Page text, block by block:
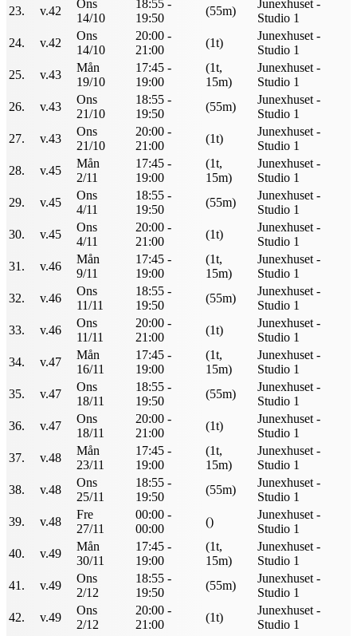
23.
v.42
Ons
14/10
18:55 -
19:50
(55m)
Junexhuset -
Studio 1
24.
v.42
Ons
14/10
20:00 -
21:00
(1t)
Junexhuset -
Studio 1
25.
v.43
Mån
19/10
17:45 -
19:00
(1t,
15m)
Junexhuset -
Studio 1
26.
v.43
Ons
21/10
18:55 -
19:50
(55m)
Junexhuset -
Studio 1
27.
v.43
Ons
21/10
20:00 -
21:00
(1t)
Junexhuset -
Studio 1
28.
v.45
Mån
2/11
17:45 -
19:00
(1t,
15m)
Junexhuset -
Studio 1
29.
v.45
Ons
4/11
18:55 -
19:50
(55m)
Junexhuset -
Studio 1
30.
v.45
Ons
4/11
20:00 -
21:00
(1t)
Junexhuset -
Studio 1
31.
v.46
Mån
9/11
17:45 -
19:00
(1t,
15m)
Junexhuset -
Studio 1
32.
v.46
Ons
11/11
18:55 -
19:50
(55m)
Junexhuset -
Studio 1
33.
v.46
Ons
11/11
20:00 -
21:00
(1t)
Junexhuset -
Studio 1
34.
v.47
Mån
16/11
17:45 -
19:00
(1t,
15m)
Junexhuset -
Studio 1
35.
v.47
Ons
18/11
18:55 -
19:50
(55m)
Junexhuset -
Studio 1
36.
v.47
Ons
18/11
20:00 -
21:00
(1t)
Junexhuset -
Studio 1
37.
v.48
Mån
23/11
17:45 -
19:00
(1t,
15m)
Junexhuset -
Studio 1
38.
v.48
Ons
25/11
18:55 -
19:50
(55m)
Junexhuset -
Studio 1
39.
v.48
Fre
27/11
00:00 -
00:00
()
Junexhuset -
Studio 1
40.
v.49
Mån
30/11
17:45 -
19:00
(1t,
15m)
Junexhuset -
Studio 1
41.
v.49
Ons
2/12
18:55 -
19:50
(55m)
Junexhuset -
Studio 1
42.
v.49
Ons
2/12
20:00 -
21:00
(1t)
Junexhuset -
Studio 1